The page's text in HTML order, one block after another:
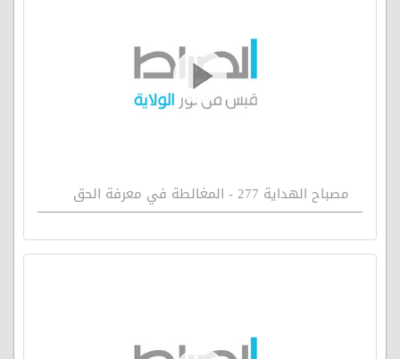
مصباح الهداية 277 - المغالطة في معرفة الحق